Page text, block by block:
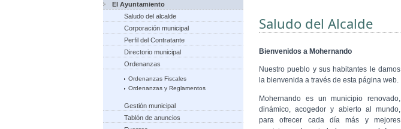
El Ayuntamiento
Saludo del alcalde
Corporación municipal
Perfil del Contratante
Directorio municipal
Ordenanzas
Ordenanzas Fiscales
Ordenanzas y Reglamentos
Gestión municipal
Tablón de anuncios
Saludo del Alcalde
Bienvenidos a Mohernando
Nuestro pueblo y sus habitantes le damos
la bienvenida a través de esta página web.
Mohernando es un municipio renovado,
dinámico, acogedor y abierto al mundo,
para ofrecer cada día más y mejores